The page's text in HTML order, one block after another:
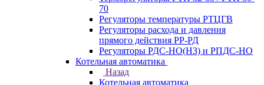
70
Регуляторы температуры РТЦГВ
Регуляторы расхода и давления
прямого действия РР-РД
Регуляторы РДС-НО(НЗ) и РПДС-НО
Котельная автоматика
Назад
Котельная автоматика